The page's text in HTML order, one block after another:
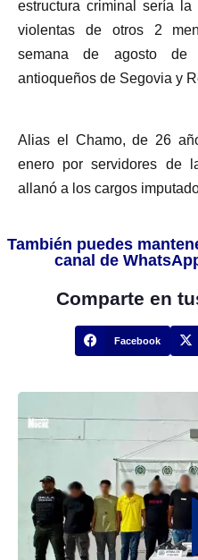
estructura criminal sería
violentas de otros 2
semana de agosto
antioqueños de Segovia y
Alias el Chamo, de 26
enero por servidores de
allanó a los cargos
También puedes
canal de
Comparte en
Facebook